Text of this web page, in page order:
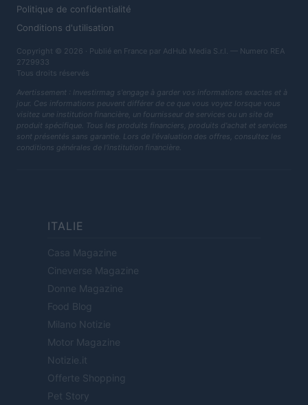
Politique de confidentialité
Conditions d'utilisation
Copyright © 2026 · Publié en France par AdHub Media S.r.l. — Numero REA
2729933
Tous droits réservés
Avertissement : Investirmag s'engage à garder vos informations exactes et à
jour. Ces informations peuvent différer de ce que vous voyez lorsque vous
visitez une institution financière, un fournisseur de services ou un site de
produit spécifique. Tous les produits financiers, produits d'achat et services
sont présentés sans garantie. Lors de l'évaluation des offres, consultez les
conditions générales de l'institution financière.
ITALIE
Casa Magazine
Cineverse Magazine
Donne Magazine
Food Blog
Milano Notizie
Motor Magazine
Notizie.it
Offerte Shopping
Pet Story